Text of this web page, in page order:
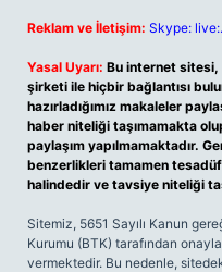
Reklam ve İletişim: Skype:
Yasal Uyarı: Bu internet sitesi,
şirketi ile hiçbir bağlantısı
hazırladığımız makaleler
haber niteliği taşımamakta
paylaşım yapılmamaktadır.
benzerlikleri tamamen
halindedir ve tavsiye niteliği
Sitemiz, 5651 Sayılı Kanun
Kurumu (BTK) tarafından
vermektedir. Bu nedenle,